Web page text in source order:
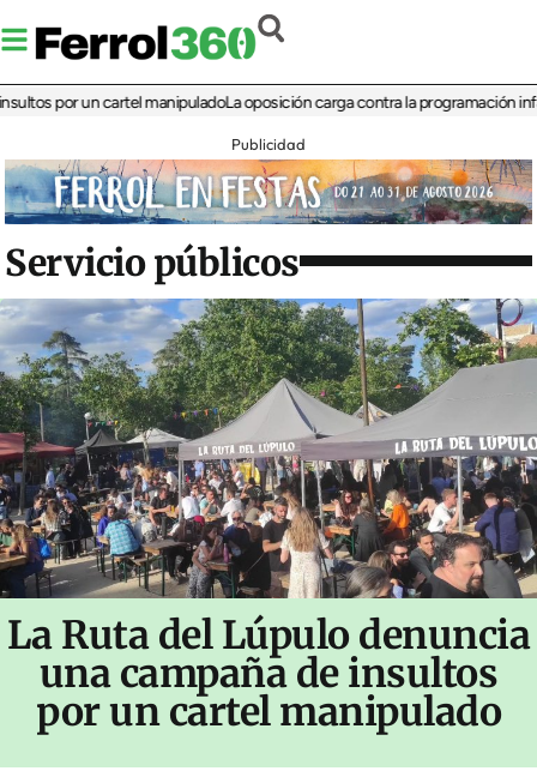
por un cartel manipuladoLa oposición carga contra la programación infantil
Publicidad
Servicio públicos
La Ruta del Lúpulo denuncia
una campaña de insultos
por un cartel manipulado